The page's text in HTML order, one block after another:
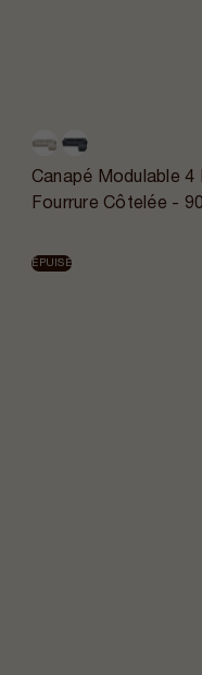
Canapé Modulable 4
Fourrure Côtelée -
ÉPUISÉ